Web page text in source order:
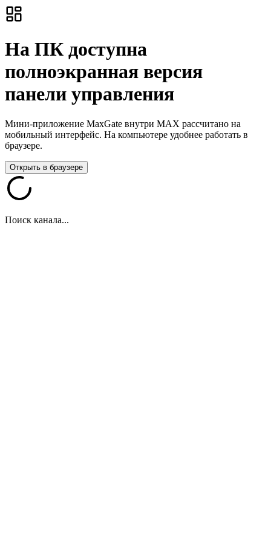
На ПК доступна
полноэкранная версия
панели управления
Мини-приложение MaxGate внутри MAX рассчитано на
мобильный интерфейс. На компьютере удобнее работать в
браузере.
Открыть в браузере
Поиск канала...